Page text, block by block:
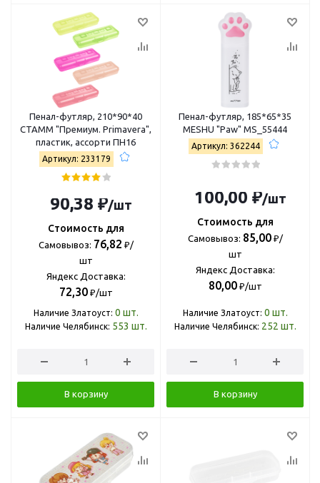
Пенал-футляр, 210*90*40
СТАММ "Премиум. Primavera",
пластик, ассорти ПН16
Артикул: 233179
90,38 ₽/шт
Стоимость для
Самовывоз: 76,82 ₽/
шт
Яндекс Доставка:
72,30₽/шт
Наличие Златоуст: 0 шт.
Наличие Челябинск: 553 шт.
В корзину
Пенал-футляр, 185*65*35
MESHU "Paw" MS_55444
Артикул: 362244
100,00 ₽/шт
Стоимость для
Самовывоз: 85,00₽/
шт
Яндекс Доставка:
80,00₽/шт
Наличие Златоуст: 0 шт.
Наличие Челябинск: 252 шт.
В корзину